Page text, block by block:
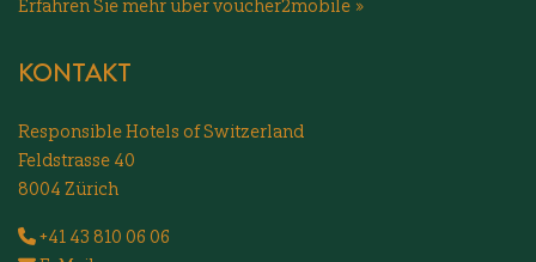
Erfahren Sie mehr über voucher2mobile »
KONTAKT
Responsible Hotels of Switzerland
Feldstrasse 40
8004 Zürich
+41 43 810 06 06